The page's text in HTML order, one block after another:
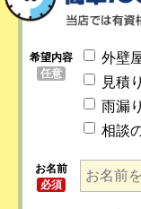
希望内容
任意
外壁
見積
雨漏
相談
お名前
必須